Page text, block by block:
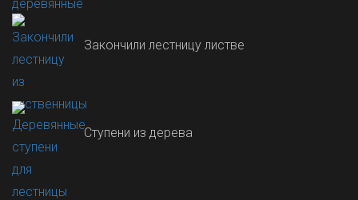
Закончили лестницу листве
Ступени из дерева